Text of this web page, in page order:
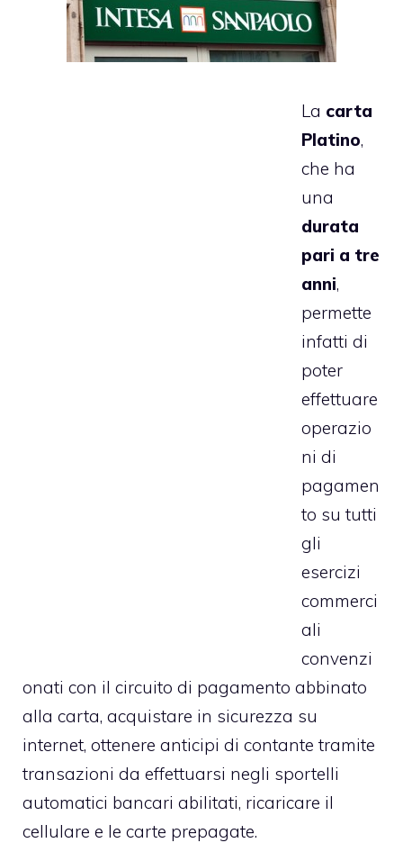
La carta
Platino,
che ha
una
durata
pari a tre
anni,
permette
infatti di
poter
effettuare
operazio
ni di
pagamen
to su tutti
gli
esercizi
commerci
ali
convenzi
onati con il circuito di pagamento abbinato
alla carta, acquistare in sicurezza su
internet, ottenere anticipi di contante tramite
transazioni da effettuarsi negli sportelli
automatici bancari abilitati, ricaricare il
cellulare e le carte prepagate.